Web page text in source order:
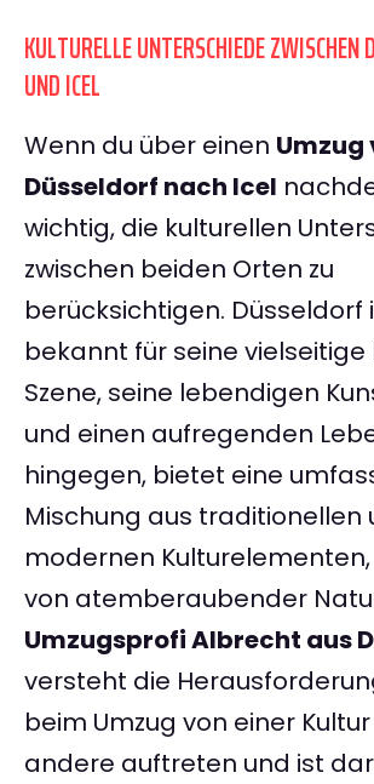
KULTURELLE UNTERSCHIEDE ZWISCHEN
UND ICEL
Wenn du über einen Umzug
Düsseldorf nach Icel
wichtig, die kulturellen
zwischen beiden Orten zu
berücksichtigen. Düsseldorf
bekannt für seine vielseitige
Szene, seine lebendigen
und einen aufregenden
hingegen, bietet eine
Mischung aus traditionellen
modernen
von atemberaubender
Umzugsprofi Albrecht aus
versteht die
beim Umzug von einer
andere auftreten und ist